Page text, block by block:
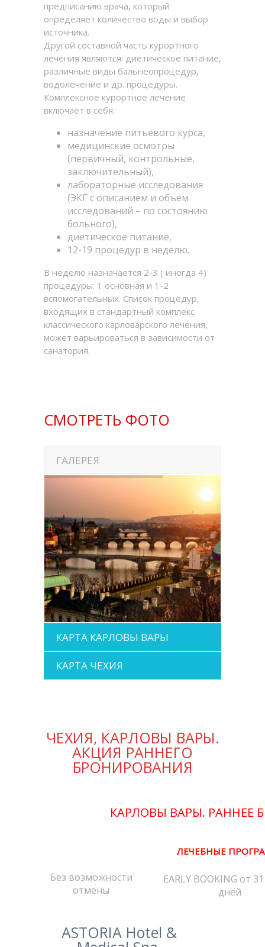
предписанию врача, который
определяет количество воды и выбор
источника.
Другой составной часть курортного
лечения являются: диетическое питание,
различные виды бальнеопроцедур,
водолечение и др. процедуры.
Комплексное курортное лечение
включает в себя:
назначение питьевого курса,
медицинские осмотры
(первичный, контрольные,
заключительный),
лабораторные исследования
(ЭКГ с описанием и объем
исследований – по состоянию
больного),
диетическое питание,
12-19 процедур в неделю.
В неделю назначается 2-3 ( иногда 4)
процедуры: 1 основная и 1-2
вспомогательных. Список процедур,
входящих в стандартный комплекс
классического карловарского лечения,
может варьироваться в зависимости от
санатория.
СМОТРЕТЬ ФОТО
ГАЛЕРЕЯ
КАРТА КАРЛОВЫ ВАРЫ
КАРТА ЧЕХИЯ
ЧЕХИЯ, КАРЛОВЫ ВАРЫ.
АКЦИЯ РАННЕГО
БРОНИРОВАНИЯ
КАРЛОВЫ ВАРЫ. РАННЕЕ
ЛЕЧЕБНЫЕ
Без возможности
отмены
EARLY BOOKING от
дней
ASTORIA Hotel &